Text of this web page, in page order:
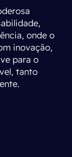
onde o
inovação,
para o
tanto